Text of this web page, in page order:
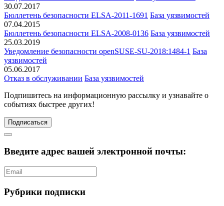
30.07.2017
Бюллетень безопасности ELSA-2011-1691 База уязвимостей
07.04.2015
Бюллетень безопасности ELSA-2008-0136 База уязвимостей
25.03.2019
Уведомление безопасности openSUSE-SU-2018:1484-1 База
уязвимостей
05.06.2017
Отказ в обслуживании База уязвимостей
Подпишитесь на информационную рассылку и узнавайте о
событиях быстрее других!
Подписаться
Введите адрес вашей электронной почты:
Рубрики подписки